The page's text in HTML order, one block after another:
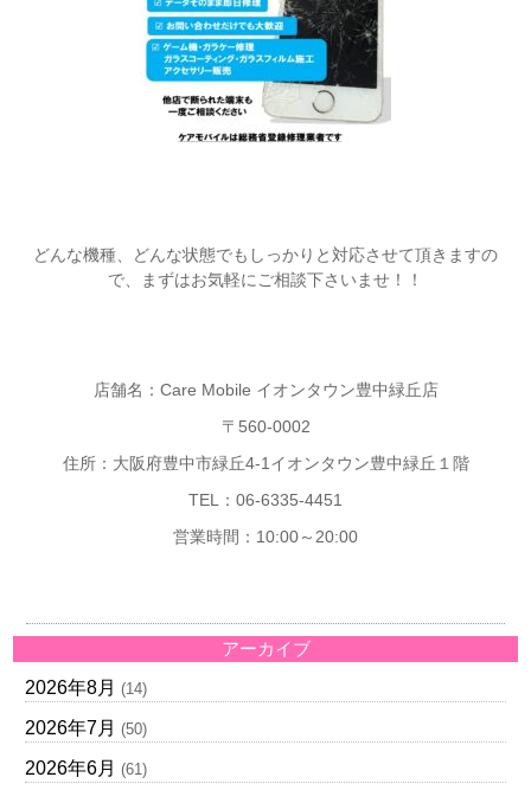
どんな機種、どんな状態でもしっかりと対応させて頂きますの
で、まずはお気軽にご相談下さいませ！！
店舗名：Care Mobile イオンタウン豊中緑丘店
〒560-0002
住所：大阪府豊中市緑丘4-1イオンタウン豊中緑丘１階
TEL：06-6335-4451
営業時間：10:00～20:00
アーカイブ
2026年8月 (14)
2026年7月 (50)
2026年6月 (61)